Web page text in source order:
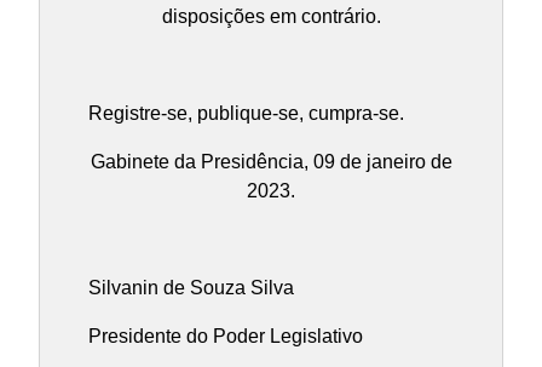
disposições em contrário.
Registre-se, publique-se, cumpra-se.
Gabinete da Presidência, 09 de janeiro de
2023.
Silvanin de Souza Silva
Presidente do Poder Legislativo